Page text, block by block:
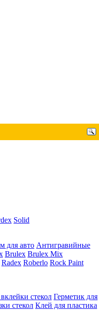
Solid
для авто Антигравийные
Brulex Brulex Mix
Radex Roberlo Rock Paint
стекол Герметик для
стекол Клей для пластика